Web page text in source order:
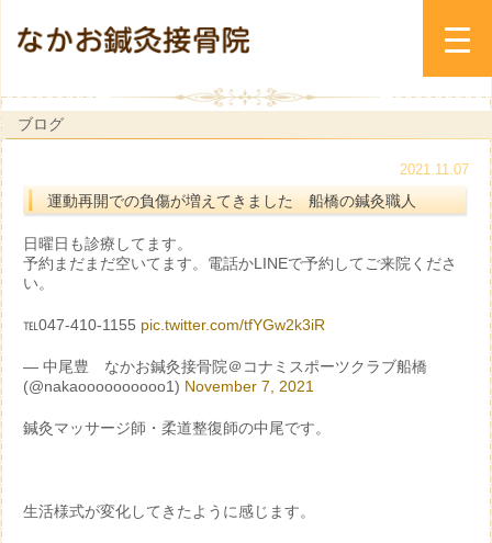
ブログ
2021.11.07
運動再開での負傷が増えてきました 船橋の鍼灸職人
日曜日も診療してます。
予約まだまだ空いてます。電話かLINEで予約してご来院くださ
い。
℡047-410-1155 pic.twitter.com/tfYGw2k3iR
— 中尾豊 なかお鍼灸接骨院＠コナミスポーツクラブ船橋
(@nakaoooooooooo1) November 7, 2021
鍼灸マッサージ師・柔道整復師の中尾です。
生活様式が変化してきたように感じます。